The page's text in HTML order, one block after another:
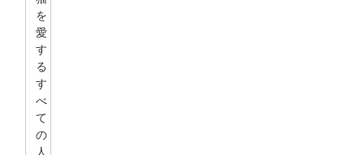
を
愛
す
る
す
べ
て
の
人